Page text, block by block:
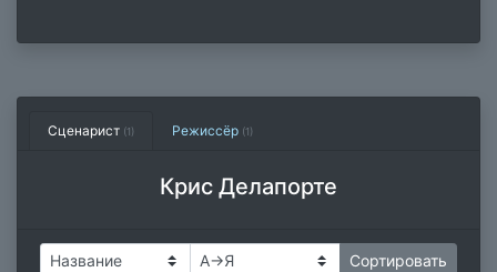
Сценарист (1) Режиссёр (1)
Крис Делапорте